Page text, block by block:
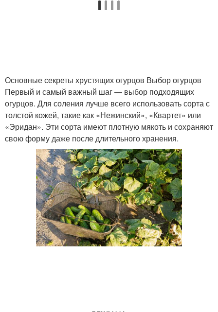
Основные секреты хрустящих огурцов Выбор огурцов
Первый и самый важный шаг — выбор подходящих
огурцов. Для соления лучше всего использовать сорта с
толстой кожей, такие как «Нежинский», «Квартет» или
«Эридан». Эти сорта имеют плотную мякоть и сохраняют
свою форму даже после длительного хранения.